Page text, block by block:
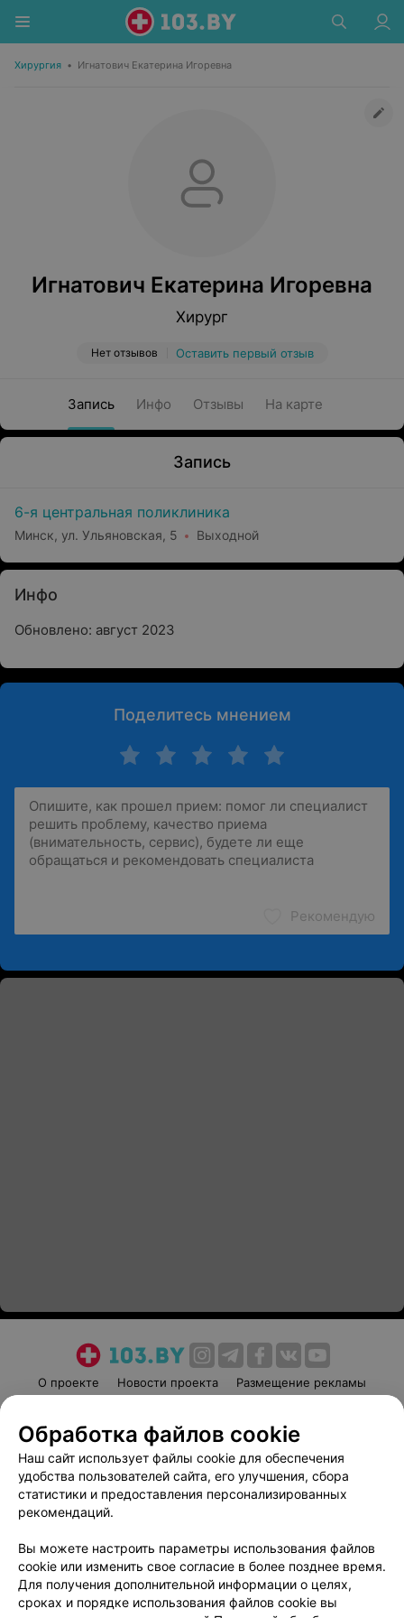
Хирургия • Игнатович Екатерина Игоревна
Игнатович Екатерина Игоревна
Хирург
Нет отзывов Оставить первый отзыв
Запись Инфо Отзывы На карте
Запись
6-я центральная поликлиника
Минск, ул. Ульяновская, 5 Выходной
Инфо
Обновлено: август 2023
Поделитесь мнением
Рекомендую
О проекте Новости проекта
Размещение рекламы
Пользовательское соглашение
Способы оплаты
Вакансии
Партнеры
Написать руководителю 103.by
Обработка персональных данных
Обработка файлов cookie
Наш сайт использует файлы cookie для обеспечения
удобства пользователей сайта, его улучшения, сбора
статистики и предоставления персонализированных
рекомендаций.
Вы можете настроить параметры использования файлов
cookie или изменить свое согласие в более позднее время.
Для получения дополнительной информации о целях,
сроках и порядке использования файлов cookie вы